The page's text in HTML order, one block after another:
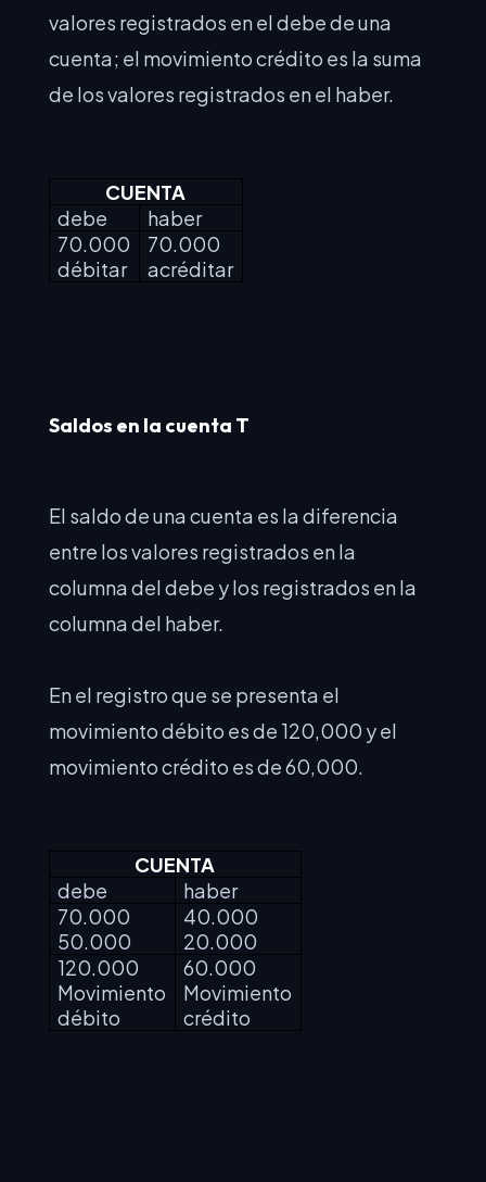
valores registrados en el debe de una
cuenta; el movimiento crédito es la suma
de los valores registrados en el haber.
CUENTA
debe
haber
70.000
débitar
70.000
acréditar
Saldos en la cuenta T
El saldo de una cuenta es la diferencia
entre los valores registrados en la
columna del debe y los registrados en la
columna del haber.
En el registro que se presenta el
movimiento débito es de 120,000 y el
movimiento crédito es de 60,000.
CUENTA
debe
haber
70.000
50.000
40.000
20.000
120.000
Movimiento
débito
60.000
Movimiento
crédito